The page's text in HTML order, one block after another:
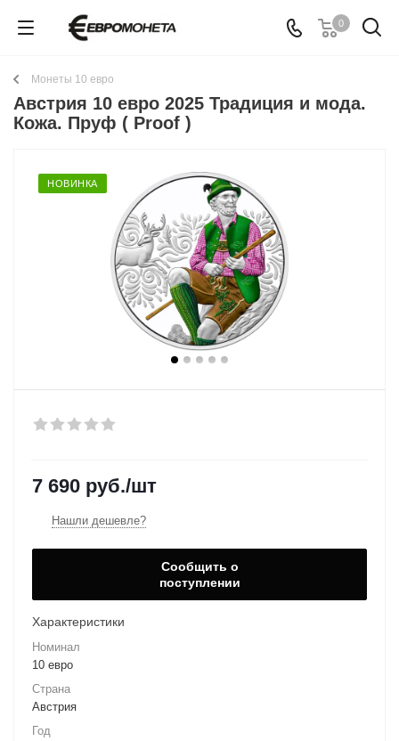
0
Монеты 10 евро
Австрия 10 евро 2025 Традиция и мода.
Кожа. Пруф ( Proof )
НОВИНКА
7 690 руб./шт
Нашли дешевле?
Сообщить о
поступлении
Характеристики
Номинал
10 евро
Страна
Австрия
Год